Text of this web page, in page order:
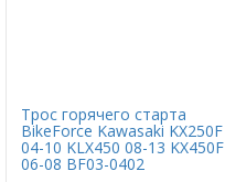
Трос горячего старта
BikeForce Kawasaki KX250F
04-10 KLX450 08-13 KX450F
06-08 BF03-0402